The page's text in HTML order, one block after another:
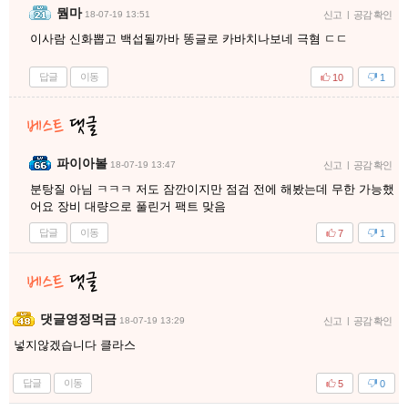
뭠마 18-07-19 13:51 신고 | 공감 확인
이사람 신화뽑고 백섭될까바 똥글로 카바치나보네 극혐 ㄷㄷ
답글 이동 1
10
파이아볼 18-07-19 13:47 신고 | 공감 확인
분탕질 아님 ㅋㅋㅋ 저도 잠깐이지만 점검 전에 해봤는데 무한 가능했
어요 장비 대량으로 풀린거 팩트 맞음
답글 이동 1
7
댓글영정먹금 18-07-19 13:29 신고 | 공감 확인
넣지않겠습니다 클라스
답글 이동 0
5